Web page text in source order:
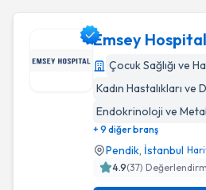
Emsey Hospital
Çocuk Sağlığı ve
Kadın Hastalıkları ve
Endokrinoloji ve
+ 9 diğer branş
Pendik, İstanbul
4.9(37)